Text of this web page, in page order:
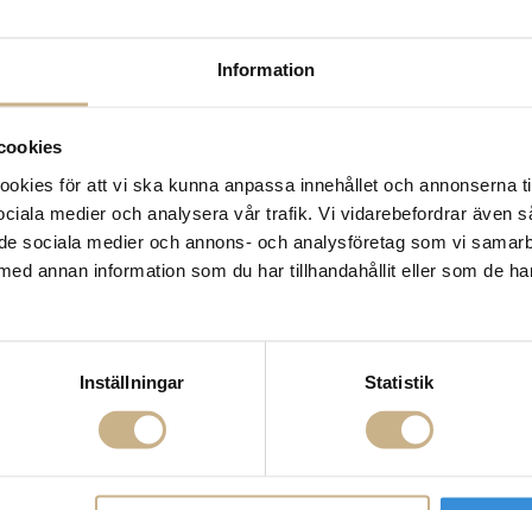
Information
för att vi ska kunna anpassa innehållet och annonserna
medier och analysera vår trafik. Vi vidarebefordrar även
sociala medier och annons- och analysföretag som vi
annan information som du har tillhandahållit eller som de
Inställningar Statistik